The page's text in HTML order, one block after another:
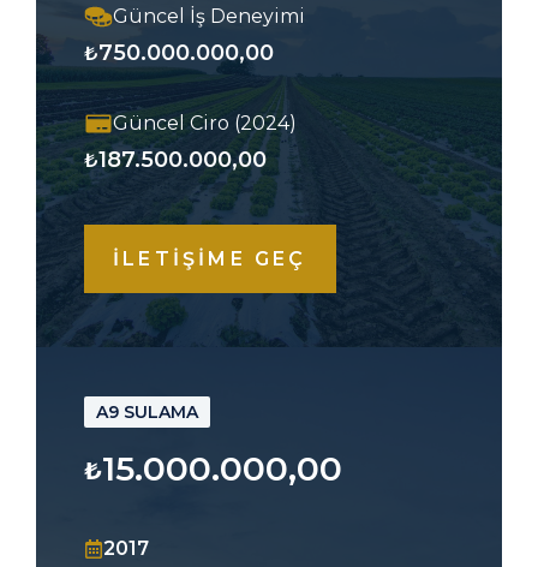
Güncel İş Deneyimi
₺750.000.000,00
Güncel Ciro (2024)
₺187.500.000,00
İLETİŞİME GEÇ
A9 SULAMA
₺15.000.000,00
2017